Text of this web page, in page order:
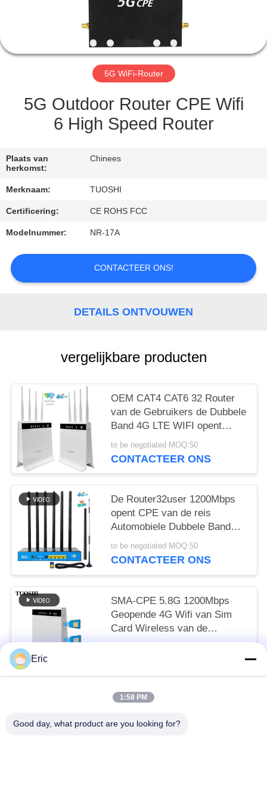
NIEUWS
GEVALLEN
VERZOEK
OM EEN
CITAAT
VR
SITEMAP
PRIVACY
5G WiFi-Router
5G Outdoor Router CPE Wifi
6 High Speed Router
Plaats van
herkomst:
Chinees
Merknaam: TUOSHI
Certificering: CE ROHS FCC
Modelnummer: NR-17A
CONTACTEER ONS!
DETAILS ONTVOUWEN
vergelijkbare producten
OEM CAT4 CAT6 32 Router
van de Gebruikers de Dubbele
Band 4G LTE WIFI opent
1200mbps-CPE van het
Bandslot
to be negotiated MOQ:50
CONTACTEER ONS
De Router32user 1200Mbps
opent CPE van de reis
Automobiele Dubbele Band
5G Draadloze LTE FDD TDD
to be negotiated MOQ:50
CONTACTEER ONS
SMA-CPE 5.8G 1200Mbps
Geopende 4G Wifi van Sim
Card Wireless van de
Antennehaven Dubbele Router
Eric
1:58 PM
Good day, what product are you looking for?